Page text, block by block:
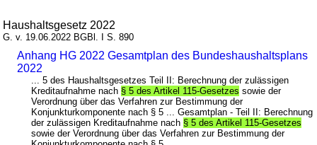
Haushaltsgesetz 2022
G. v. 19.06.2022 BGBl. I S. 890
Anhang HG 2022 Gesamtplan des Bundeshaushaltsplans
2022
... 5 des Haushaltsgesetzes Teil II: Berechnung der zulässigen
Kreditaufnahme nach § 5 des Artikel 115-Gesetzes sowie der
Verordnung über das Verfahren zur Bestimmung der
Konjunkturkomponente nach § 5 ... Gesamtplan - Teil II: Berechnung
der zulässigen Kreditaufnahme nach § 5 des Artikel 115-Gesetzes
sowie der Verordnung über das Verfahren zur Bestimmung der